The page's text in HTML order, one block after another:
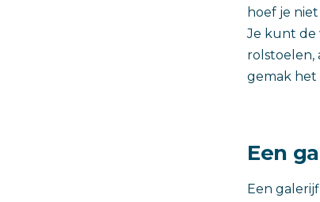
hoef je
Je kunt de
rolstoelen,
gemak het
Een
Een